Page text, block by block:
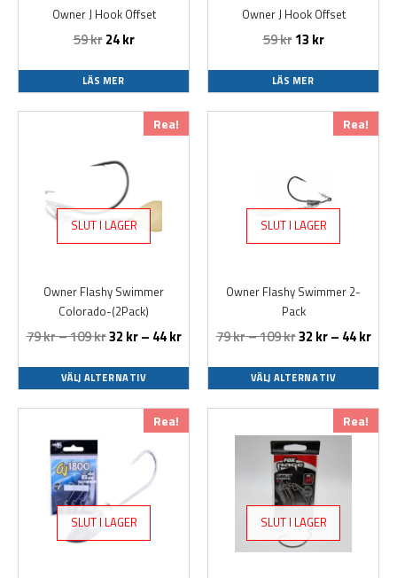
Owner J Hook Offset
59kr24kr
LÄS MER
Owner J Hook Offset
59kr13 kr
LÄS MER
Rea!
SLUT I LAGER
Owner Flashy Swimmer
Colorado-(2Pack)
79kr–109kr32 kr– 44kr
VÄLJ ALTERNATIV
produkten
flera
varianter.
kan
väljas
på
Rea!
SLUT I LAGER
Owner Flashy Swimmer 2-
Pack
79kr–109kr32 kr– 44kr
VÄLJ ALTERNATIV
har
flera
varianter.
kan
väljas
på
Rea!
SLUT I LAGER
produkten
flera
varianter.
Rea!
SLUT I LAGER
här
produkten
har
flera
varianter.
olika